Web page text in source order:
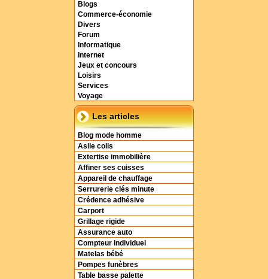
Blogs
Commerce-économie
Divers
Forum
Informatique
Internet
Jeux et concours
Loisirs
Services
Voyage
Les articles
Blog mode homme
Asile colis
Extertise immobilière
Affiner ses cuisses
Appareil de chauffage
Serrurerie clés minute
Crédence adhésive
Carport
Grillage rigide
Assurance auto
Compteur individuel
Matelas bébé
Pompes funèbres
Table basse palette